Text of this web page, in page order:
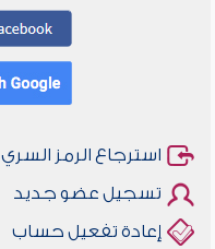
استرجاع الرمز السري
تسجيل عضو جديد
إعادة تفعيل حساب